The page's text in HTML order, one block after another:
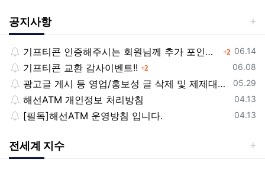
공지사항
등록일
06.14
기프티콘 인증해주시는 회원님께 추가 포인트 쏩니다!! 2댓글
등록일
06.08
기프티콘 교환 감사이벤트!! 2댓글
등록일
05.29
광고글 게시 등 영업/홍보성 글 삭제 및 제제대상입니다.
등록일
04.13
해선ATM 개인정보 처리방침
등록일
04.13
[필독]해선ATM 운영방침 입니다.
전세계 지수